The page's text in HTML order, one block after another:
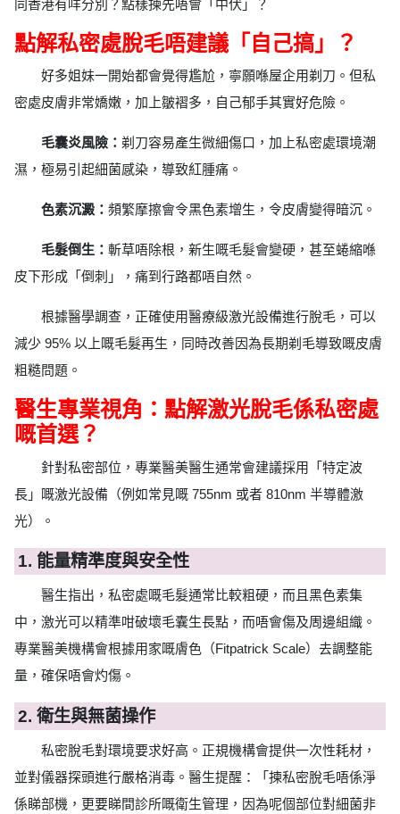
同香港有咩分別？點樣揀先唔會「中伏」？
點解私密處脫毛唔建議「自己搞」？
好多姐妹一開始都會覺得尷尬，寧願喺屋企用剃刀。但私
密處皮膚非常嬌嫩，加上皺褶多，自己郁手其實好危險。
毛囊炎風險： 剃刀容易產生微細傷口，加上私密處環境潮
濕，極易引起細菌感染，導致紅腫痛。
色素沉澱： 頻繁摩擦會令黑色素增生，令皮膚變得暗沉。
毛髮倒生： 斬草唔除根，新生嘅毛髮會變硬，甚至蜷縮喺
皮下形成「倒刺」，痛到行路都唔自然。
根據醫學調查，正確使用醫療級激光設備進行脫毛，可以
減少 95% 以上嘅毛髮再生，同時改善因為長期剃毛導致嘅皮膚
粗糙問題。
醫生專業視角：點解激光脫毛係私密處
嘅首選？
針對私密部位，專業醫美醫生通常會建議採用「特定波
長」嘅激光設備（例如常見嘅 755nm 或者 810nm 半導體激
光）。
1. 能量精準度與安全性
醫生指出，私密處嘅毛髮通常比較粗硬，而且黑色素集
中，激光可以精準咁破壞毛囊生長點，而唔會傷及周邊組織。
專業醫美機構會根據用家嘅膚色（Fitpatrick Scale）去調整能
量，確保唔會灼傷。
2. 衛生與無菌操作
私密脫毛對環境要求好高。正規機構會提供一次性耗材，
並對儀器探頭進行嚴格消毒。醫生提醒：「揀私密脫毛唔係淨
係睇部機，更要睇間診所嘅衛生管理，因為呢個部位對細菌非